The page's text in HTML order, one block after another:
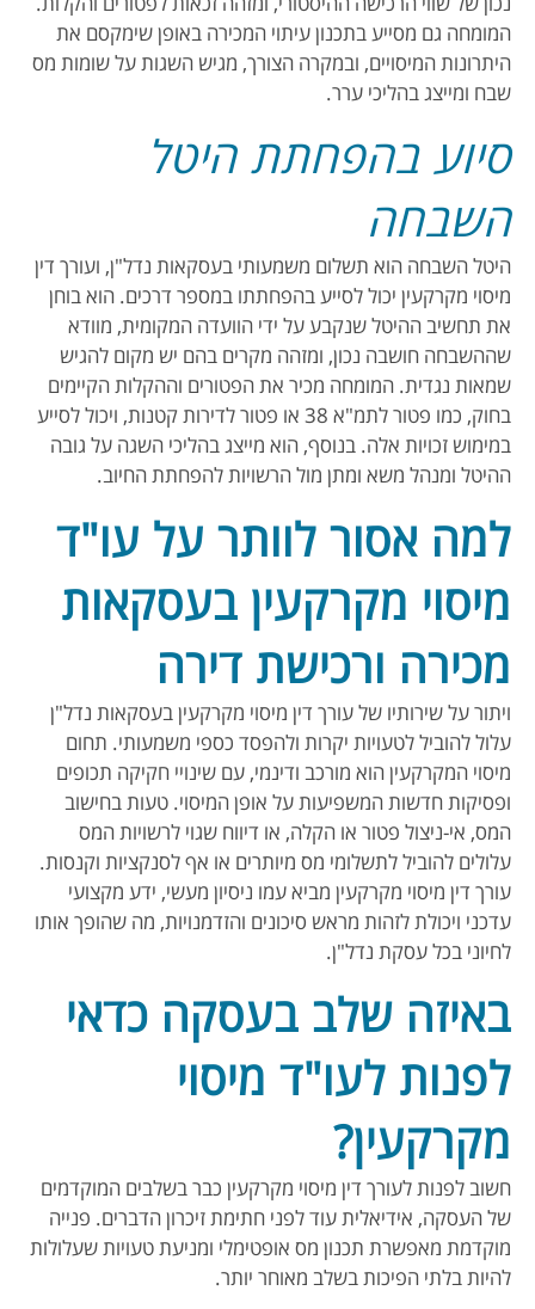
המומחה גם מסייע בתכנון עיתוי המכירה באופן שימקסם את
היתרונות המיסויים, ובמקרה הצורך, מגיש השגות על שומות מס
שבח ומייצג בהליכי ערר.
סיוע בהפחתת היטל
השבחה
היטל השבחה הוא תשלום משמעותי בעסקאות נדל"ן, ועורך דין
מיסוי מקרקעין יכול לסייע בהפחתתו במספר דרכים. הוא בוחן
את תחשיב ההיטל שנקבע על ידי הוועדה המקומית, מוודא
שההשבחה חושבה נכון, ומזהה מקרים בהם יש מקום להגיש
שמאות נגדית. המומחה מכיר את הפטורים וההקלות הקיימים
בחוק, כמו פטור לתמ"א 38 או פטור לדירות קטנות, ויכול לסייע
במימוש זכויות אלה. בנוסף, הוא מייצג בהליכי השגה על גובה
ההיטל ומנהל משא ומתן מול הרשויות להפחתת החיוב.
למה אסור לוותר על עו"ד
מיסוי מקרקעין בעסקאות
מכירה ורכישת דירה
ויתור על שירותיו של עורך דין מיסוי מקרקעין בעסקאות נדל"ן
עלול להוביל לטעויות יקרות ולהפסד כספי משמעותי. תחום
מיסוי המקרקעין הוא מורכב ודינמי, עם שינויי חקיקה תכופים
ופסיקות חדשות המשפיעות על אופן המיסוי. טעות בחישוב
המס, אי-ניצול פטור או הקלה, או דיווח שגוי לרשויות המס
עלולים להוביל לתשלומי מס מיותרים או אף לסנקציות וקנסות.
עורך דין מיסוי מקרקעין מביא עמו ניסיון מעשי, ידע מקצועי
עדכני ויכולת לזהות מראש סיכונים והזדמנויות, מה שהופך אותו
לחיוני בכל עסקת נדל"ן.
באיזה שלב בעסקה כדאי
לפנות לעו"ד מיסוי
מקרקעין?
חשוב לפנות לעורך דין מיסוי מקרקעין כבר בשלבים המוקדמים
של העסקה, אידיאלית עוד לפני חתימת זיכרון הדברים. פנייה
מוקדמת מאפשרת תכנון מס אופטימלי ומניעת טעויות שעלולות
להיות בלתי הפיכות בשלב מאוחר יותר.